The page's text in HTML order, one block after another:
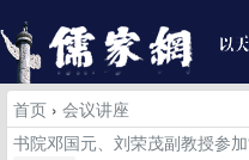
首页 › 会议讲座
书院邓国元、刘荣茂副教授参